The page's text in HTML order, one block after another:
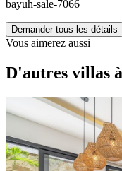
bayuh-sale-7066
Demander tous les détails
Vous aimerez aussi
D'autres villas